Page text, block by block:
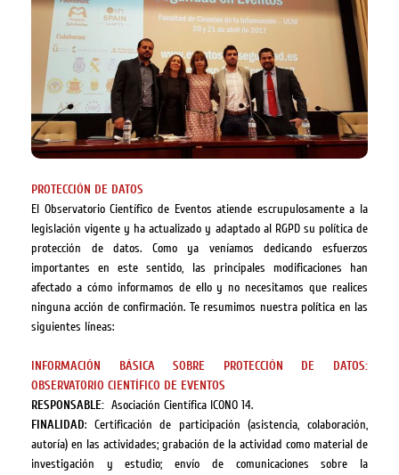
PROTECCIÓN DE DATOS
El Observatorio Científico de Eventos atiende escrupulosamente a la
legislación vigente y ha actualizado y adaptado al RGPD su política de
protección de datos. Como ya veníamos dedicando esfuerzos
importantes en este sentido, las principales modificaciones han
afectado a cómo informamos de ello y no necesitamos que realices
ninguna acción de confirmación. Te resumimos nuestra política en las
siguientes líneas:
INFORMACIÓN BÁSICA SOBRE PROTECCIÓN DE DATOS:
OBSERVATORIO CIENTÍFICO DE EVENTOS
RESPONSABLE: Asociación Científica ICONO 14.
FINALIDAD: Certificación de participación (asistencia, colaboración,
autoría) en las actividades; grabación de la actividad como material de
investigación y estudio; envío de comunicaciones sobre la